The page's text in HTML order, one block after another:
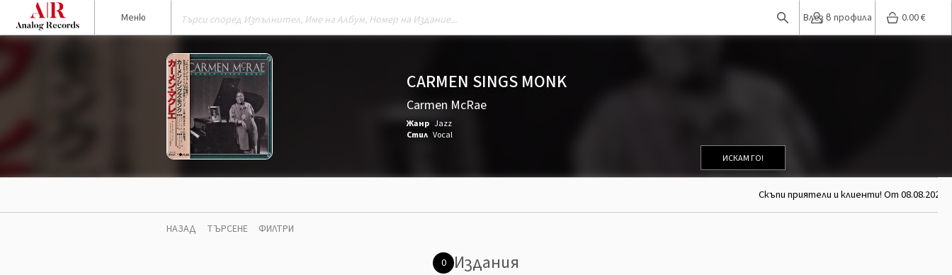
Меню Влез в профила 0.00€
CARMEN SINGS MONK
Carmen McRae
Жанр Jazz
Стил Vocal
ИСКАМ ГО!
Скъпи приятели и клиенти! От
НАЗАД ТЪРСЕНЕ ФИЛТРИ
0 Издания